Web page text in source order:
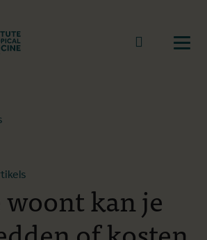
Terug naar start
Naar
kan je